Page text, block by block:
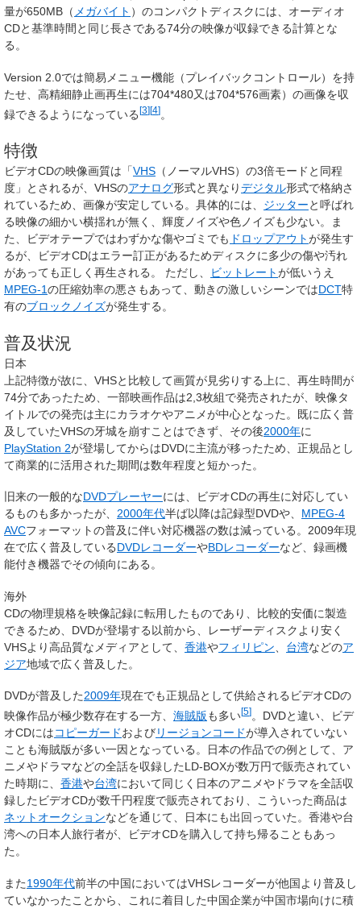
量が650MB（ メガバイト ）のコンパクトディスクには、オーディオ
CDと基準時間と同じ長さである74分の映像が収録できる計算とな
る。
Version 2.0では簡易メニュー機能（プレイバックコントロール）を持
たせ、高精細静止画再生には704*480又は704*576画素）の画像を収
録できるようになっている[3][4]。
特徴
ビデオCDの映像画質は「VHS （ノーマルVHS）の3倍モードと同程
度」とされるが、VHSのアナログ形式と異なりデジタル形式で格納さ
れているため、画像が安定している。具体的には、 ジッターと呼ばれ
る映像の細かい横揺れが無く、輝度ノイズや色ノイズも少ない。ま
た、ビデオテープではわずかな傷やゴミでも ドロップアウトが発生す
るが、ビデオCDはエラー訂正があるためディスクに多少の傷や汚れ
があっても正しく再生される。 ただし、
ビットレートが低いうえ
MPEG-1の圧縮効率の悪さもあって、動きの激しいシーンではDCT特
有のブロックノイズが発生する。
普及状況
日本
上記特徴が故に、VHSと比較して画質が見劣りする上に、再生時間が
74分であったため、一部映画作品は2,3枚組で発売されたが、映像タ
イトルでの発売は主にカラオケやアニメが中心となった。既に広く普
及していたVHSの牙城を崩すことはできず、その後2000年に
PlayStation 2が登場してからはDVDに主流が移ったため、正規品とし
て商業的に活用された期間は数年程度と短かった。
旧来の一般的なDVDプレーヤーには、ビデオCDの再生に対応してい
るものも多かったが、 2000年代半ば以降は記録型DVDや、 MPEG-4
AVCフォーマットの普及に伴い対応機器の数は減っている。2009年現
在で広く普及しているDVDレコーダーやBDレコーダーなど、録画機
能付き機器でその傾向にある。
海外
CDの物理規格を映像記録に転用したものであり、比較的安価に製造
できるため、DVDが登場する以前から、レーザーディスクより安く
VHSより高品質なメディアとして、 香港やフィリピン 台湾などのア
ジア地域で広く普及した。
DVDが普及した2009年現在でも正規品として供給されるビデオCDの
映像作品が極少数存在する一方、 海賊版も多い[5] 。DVDと違い、ビデ
オCDにはコピーガードおよびリージョンコードが導入されていない
ことも海賊版が多い一因となっている。日本の作品での例として、ア
ニメやドラマなどの全話を収録したLD-BOXが数万円で販売されてい
た時期に、 香港や台湾において同じく日本のアニメやドラマを全話収
録したビデオCDが数千円程度で販売されており、こういった商品は
ネットオークションなどを通じて、日本にも出回っていた。香港や台
湾への日本人旅行者が、ビデオCDを購入して持ち帰ることもあっ
た。
また1990年代前半の中国においてはVHSレコーダーが他国より普及し
ていなかったことから、これに着目した中国企業が中国市場向けに積